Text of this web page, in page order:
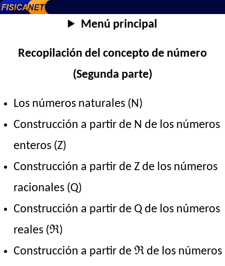
Menú principal
Recopilación del concepto de número
(Segunda parte)
Los números naturales (N)
Construcción a partir de N de los números
enteros (Z)
Construcción a partir de Z de los números
racionales (Q)
Construcción a partir de Q de los números
reales (ℜ)
Construcción a partir de ℜ de los números